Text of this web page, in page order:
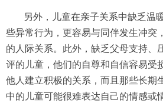
另外，儿童在亲子关系中缺乏温
些异常行为，更容易与同伴发生冲突
的人际关系。此外，缺乏父母支持、
评的儿童，他们的自尊和自信容易受
他人建立积极的关系，而且那些长期
中的儿童可能很难表达自己的情感或